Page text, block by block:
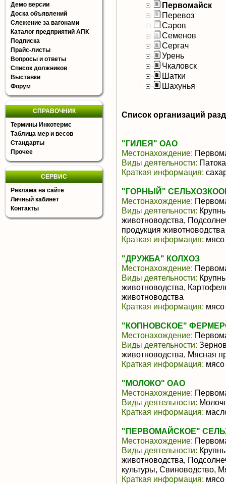
Демо версии
Доска объявлений
Слежение за вагонами
Каталог предприятий АПК
Подписка
Прайс-листы
Вопросы и ответы
Список должников
Выставки
Форум
СПРАВОЧНИК
Термины Инкотермс
Таблица мер и весов
Стандарты
Прочее
СЕРВИС
Реклама на сайте
Личный кабинет
Контакты
Первомайск
Перевоз
Саров
Семенов
Сергач
Урень
Чкаловск
Шатки
Шахунья
Список организаций
"ГИЛЕЯ" ОАО
Местонахождение:
Виды деятельности:
Краткая информация:
"ГОРНЫЙ"
Местонахождение:
Виды деятельности:
животноводства,
продукция животноводства
Краткая информация: мясо
"ДРУЖБА" КОЛХОЗ
Местонахождение:
Виды деятельности:
животноводства,
животноводства
Краткая информация: мясо
"КОПНОВСКОЕ"
Местонахождение:
Виды деятельности:
животноводства, Мясная
Краткая информация: мясо
"МОЛОКО" ОАО
Местонахождение:
Виды деятельности:
Краткая информация:
"ПЕРВОМАЙСКОЕ"
Местонахождение:
Виды деятельности:
животноводства,
культуры, Свиноводство,
Краткая информация: мясо